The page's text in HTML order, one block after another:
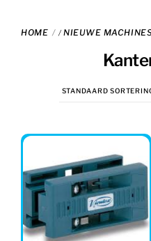
HOME / NIEUWE